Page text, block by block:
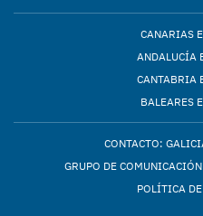
CANARIAS
ANDALUCÍA
CANTABRIA
BALEARES
CONTACTO:
GRUPO DE
POLÍTICA